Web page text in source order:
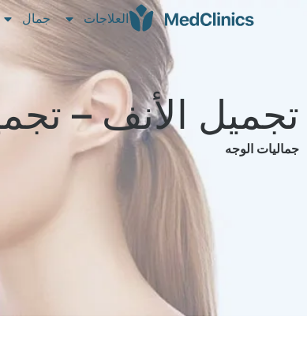
العلاجات جمال
تجميل الأنف –
جماليات الوجه